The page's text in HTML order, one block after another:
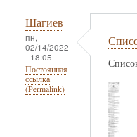
Шагиев
пн,
02/14/2022
- 18:05
Постоянная
ссылка
(Permalink)